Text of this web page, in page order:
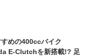
すめの400ccバイク
E-Clutchを新搭載!? 足